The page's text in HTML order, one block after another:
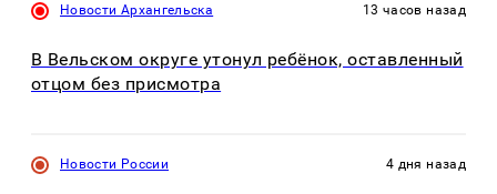
Новости Архангельска 13 часов назад
В Вельском округе утонул ребёнок, оставленный
отцом без присмотра
Новости России 4 дня назад